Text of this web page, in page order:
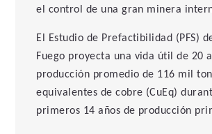
plazo.
El Estudio de Prefactibilidad (PFS) 2025
contempla una vida útil de 20 años, una
producción de cobre ubicada en el
industria y una intensidad de capital en
con un VAN después de impuestos (8%)
el control de una gran minera
El Estudio de Prefactibilidad (PFS)
Fuego proyecta una vida útil de 20
producción promedio de 116 mil
equivalentes de cobre (CuEq)
primeros 14 años de producción